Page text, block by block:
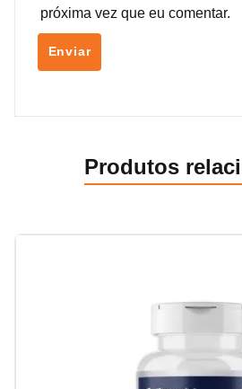
próxima vez que eu comentar.
Produtos